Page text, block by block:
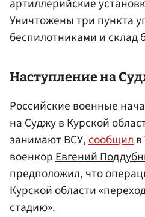
Уничтожены три пункта
беспилотниками и склад
Наступление на
Российские военные
на Суджу в Курской
занимают ВСУ,сообщил
военкорЕвгений
предположил, что
Курской области
стадию».